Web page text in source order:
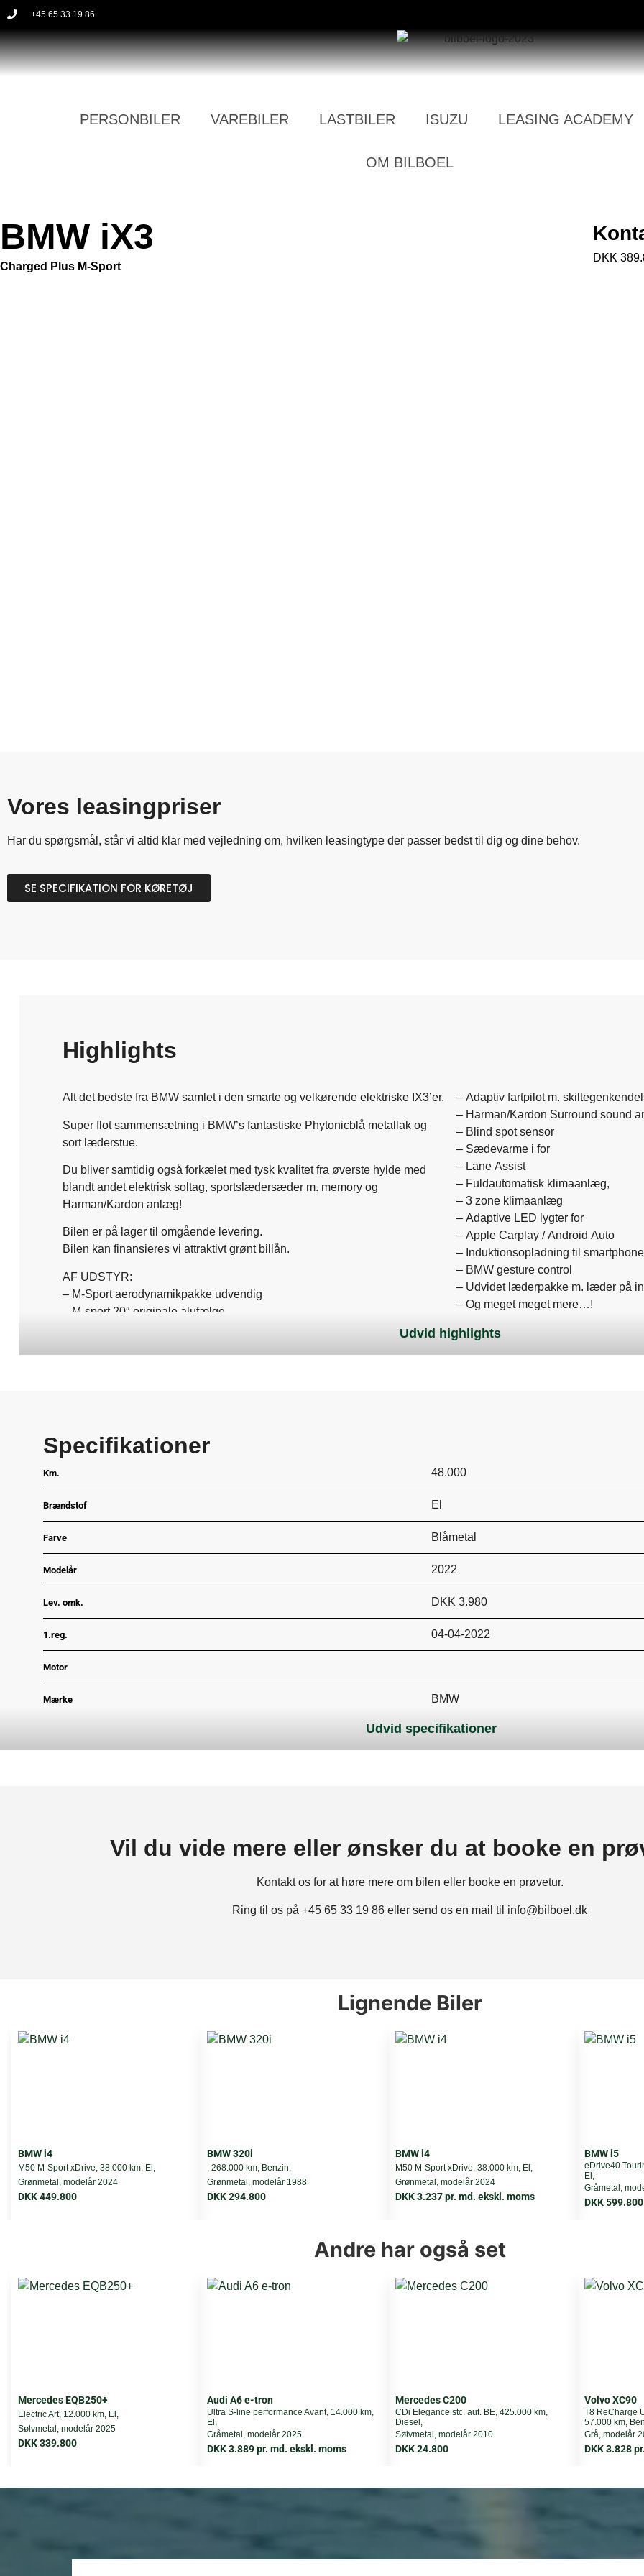
+45 65 33 19 86
PERSONBILER VAREBILER LASTBILER ISUZU LEASING ACADEMY
OM BILBOEL
BMW iX3
Charged Plus M-Sport
DKK
Vores leasingpriser
Har du spørgsmål, står vi altid klar med vejledning om, hvilken leasingtype der passer bedsttil dig og dine behov.
SE SPECIFIKATION FOR KØRETØJ
Highlights
Alt det bedste fra BMW samlet i den smarte og velkørende elektriske IX3’er.
Super flot sammensætning i BMW’s fantastiske Phytonicblå metallak og
sort læderstue.
Du bliver samtidig også forkælet med tysk kvalitet fra øverste hylde med
blandt andet elektrisk soltag, sportslædersæder m. memory og
Harman/Kardon anlæg!
Bilen er på lager til omgående levering.
Bilen kan finansieres vi attraktivt grønt billån.
AF UDSTYR:
– M-Sport aerodynamikpakke udvendig
– M-sport 20″ originale alufælge
– Adaptiv fartpilot m.
– Harman/Kardon Surround sound
– Blind spot sensor
– Sædevarme i for
– Lane Assist
– Fuldautomatisk klimaanlæg,
– 3 zone klimaanlæg
– Adaptive LED lygter for
– Apple Carplay / Android Auto
– Induktionsopladning til smartphone
– BMW gesture control
– Udvidet læderpakke m. læder på
– Og meget meget mere…!
Mulighed for tilkøb af ydelser og
Udvid highlights
Specifikationer
Km. 48.000
Brændstof El
Farve Blåmetal
Modelår 2022
Lev. omk. DKK 3.980
1.reg. 04-04-2022
Motor
Mærke BMW
DKK 0
Topfart
Vægt 2260 kg
2725 kg
Længde 473 cm
Førstegangsydelse DKK 0
Totalpris i løbetiden DKK 0
Udvid specifikationer
Vil du vide mere eller ønsker du at booke en
Kontaktos for at høre mere om bilen eller booke en prøvetur.
Ring til os på +45 65 33 19 86 eller send os en mail til info@bilboel.dk
Lignende Biler
BMW i4
M50 M-Sport xDrive, 38.000 km, El,
Grønmetal, modelår 2024
DKK 449.800
BMW 320i
, 268.000 km, Benzin,
Grønmetal, modelår 1988
DKK 294.800
BMW i4
M50 M-Sport xDrive, 38.000 km, El,
Grønmetal, modelår 2024
DKK 3.237 pr. md. ekskl. moms
BMW i5
eDrive40
El,
Gråmetal,
DKK 599.800
Andre har også set
Mercedes EQB250+
Electric Art, 12.000 km, El,
Sølvmetal, modelår 2025
DKK 339.800
Audi A6 e-tron
Ultra S-line performance Avant, 14.000 km,
El,
Gråmetal, modelår 2025
DKK 3.889 pr. md. ekskl. moms
Mercedes C200
CDi Elegance stc. aut. BE, 425.000 km,
Diesel,
Sølvmetal, modelår 2010
DKK 24.800
Volvo XC90
T8 ReCharge
57.000 km,
Grå, modelår
DKK 3.828